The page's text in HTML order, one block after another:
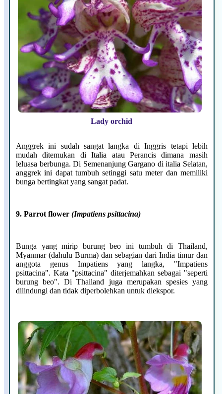
Lady orchid
Anggrek ini sudah sangat langka di Inggris tetapi lebih
mudah ditemukan di Italia atau Perancis dimana masih
leluasa berbunga. Di Semenanjung Gargano di italia Selatan,
anggrek ini dapat tumbuh setinggi satu meter dan memiliki
bunga bertingkat yang sangat padat.
9. Parrot flower (Impatiens psittacina)
Bunga yang mirip burung beo ini tumbuh di Thailand,
Myanmar (dahulu Burma) dan sebagian dari India timur dan
anggota genus Impatiens yang langka, "Impatiens
psittacina". Kata "psittacina" diterjemahkan sebagai "seperti
burung beo". Di Thailand juga merupakan spesies yang
dilindungi dan tidak diperbolehkan untuk diekspor.